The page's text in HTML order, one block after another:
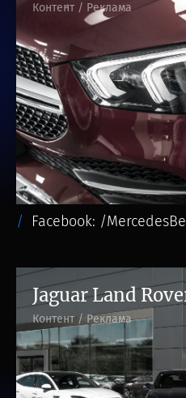
Контент / Реклама
Facebook: /
Jaguar Land
Контент / Реклама